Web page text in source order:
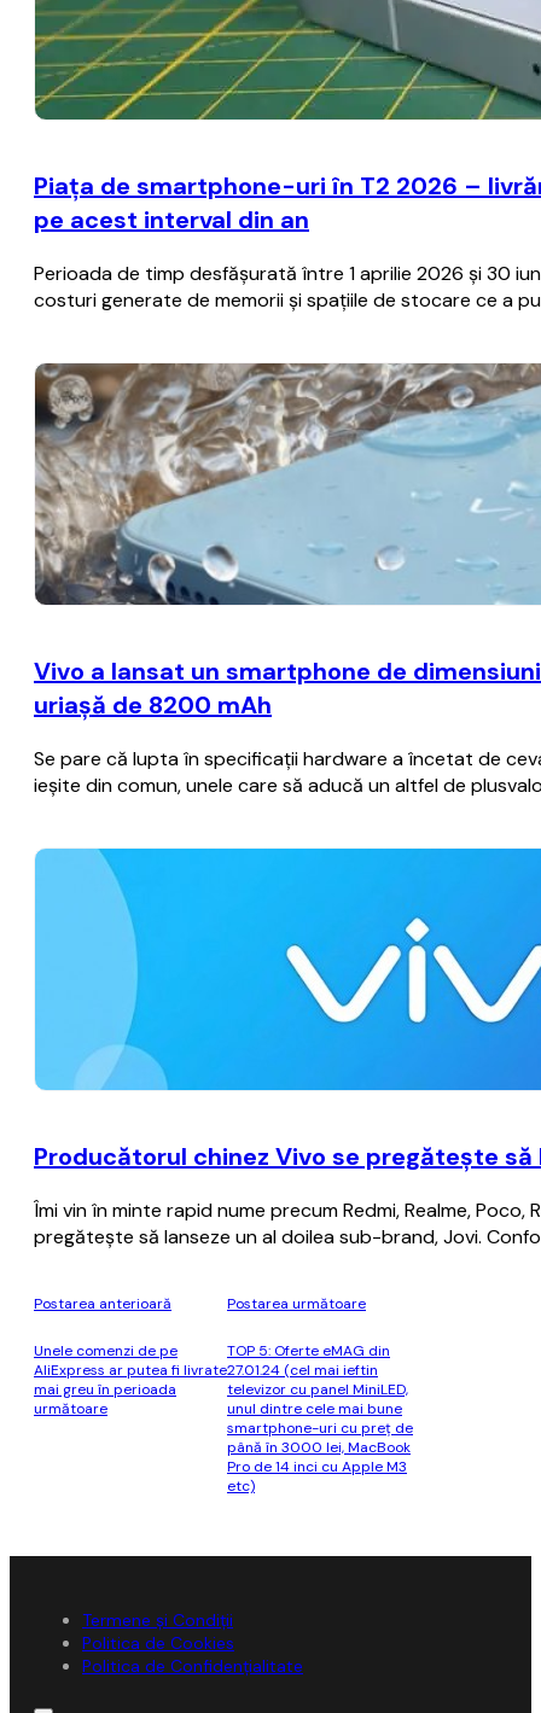
Piața de smartphone-uri în T2 2026 –
pe acest interval din an
Perioada de timp desfășurată între 1 aprilie 2026 și 30
costuri generate de memorii și spațiile de stocare ce a
Vivo a lansat un smartphone de
uriaşă de 8200 mAh
Se pare că lupta în specificaţii hardware a încetat de
ieşite din comun, unele care să aducă un altfel de
Producătorul chinez Vivo se pregăteşte
Îmi vin în minte rapid nume precum Redmi, Realme,
pregăteşte să lanseze un al doilea sub-brand, Jovi.
Postarea anterioară
Unele comenzi de pe
AliExpress ar putea fi livrate
mai greu în perioada
următoare
Postarea următoare
TOP 5: Oferte eMAG din
27.01.24 (cel mai ieftin
televizor cu panel MiniLED,
unul dintre cele mai bune
smartphone-uri cu preț de
până în 3000 lei, MacBook
Pro de 14 inci cu Apple M3
etc)
Termene și Condiții
Politica de Cookies
Politica de Confidențialitate